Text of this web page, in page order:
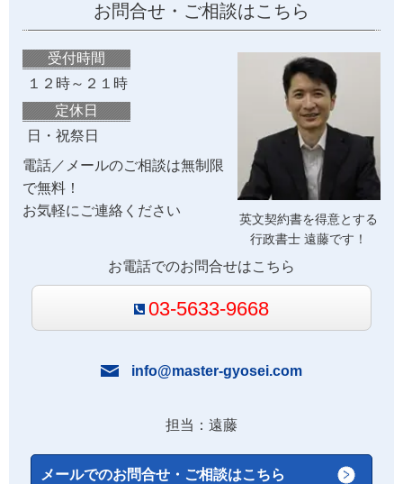
お問合せ・ご相談はこちら
英文契約書を得意とする
行政書士 遠藤です！
受付時間
１２時～２１時
定休日
日・祝祭日
電話／メールのご相談は無制限
で無料！
お気軽にご連絡ください
お電話でのお問合せはこちら
03-5633-9668
info@master-gyosei.com
担当：遠藤
メールでのお問合せ・ご相談はこちら